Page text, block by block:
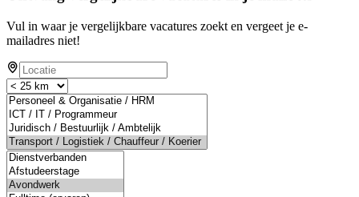
Vul in waar je vergelijkbare vacatures zoekt en vergeet je e-
mailadres niet!